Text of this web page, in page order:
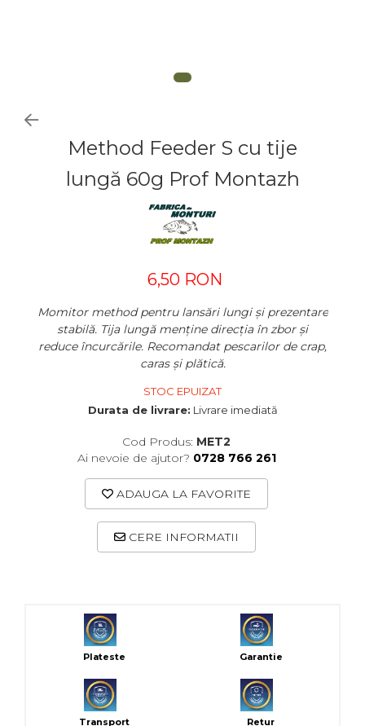
Method Feeder S cu tije
lungă 60g Prof Montazh
6,50 RON
Momitor method pentru lansări lungi și prezentare
stabilă. Tija lungă menține direcția în zbor și
reduce încurcările. Recomandat pescarilor de crap,
caras și plătică.
STOC EPUIZAT
Durata de livrare: Livrare imediată
Cod Produs: MET2
Ai nevoie de ajutor? 0728 766 261
ADAUGA LA FAVORITE
CERE INFORMATII
Plateste Garantie
Transport Retur